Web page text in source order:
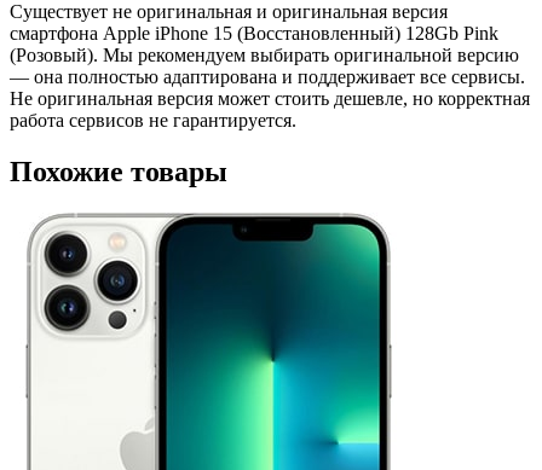
Существует не оригинальная и оригинальная версия
смартфона Apple iPhone 15 (Восстановленный) 128Gb Pink
(Розовый). Мы рекомендуем выбирать оригинальной версию
— она полностью адаптирована и поддерживает все сервисы.
Не оригинальная версия может стоить дешевле, но корректная
работа сервисов не гарантируется.
Похожие товары